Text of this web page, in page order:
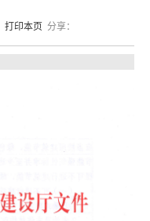
打印本页分享：